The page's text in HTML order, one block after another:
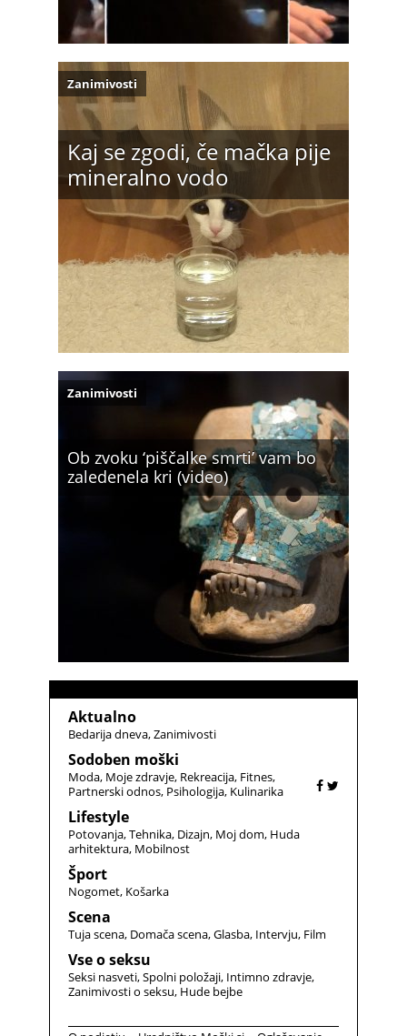
Kaj se zgodi, če mačka pije
mineralno vodo
Zanimivosti
Ob zvoku ‘piščalke smrti’ vam bo
zaledenela kri (video)
Zanimivosti
Aktualno
Bedarija dneva Zanimivosti
Sodoben moški
Moda Moje zdravje Rekreacija Fitnes
Partnerski odnos Psihologija Kulinarika
Lifestyle
Potovanja Tehnika Dizajn Moj dom Huda
arhitektura Mobilnost
Šport
Nogomet Košarka
Scena
Tuja scena Domača scena Glasba Intervju Film
Vse o seksu
Seksi nasveti Spolni položaji Intimno zdravje
Zanimivosti o seksu Hude bejbe